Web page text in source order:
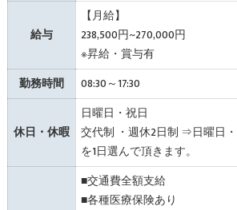
給与
【月給】
238,500円~270,000円
※昇給・賞与有
勤務時間
08:30～17:30
休日・休暇
日曜日・祝日
交代制 ・週休2日制 ⇒日曜日
を1日選んで頂きます。
■交通費全額支給
■各種医療保険あり